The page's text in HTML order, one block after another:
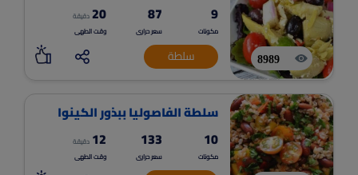
8989
9
مكونات
87
سعر حرارى
20 دقيقة
وقت الطهى
سلطة
سلطة الفاصوليا ببذور الكينوا
10
مكونات
133
سعر حرارى
12 دقيقة
وقت الطهى